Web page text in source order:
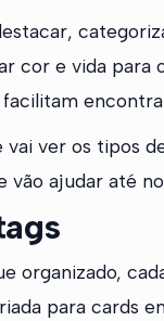
cor e vida para
vai ver os tipos
vão ajudar até
organizado,
para cards